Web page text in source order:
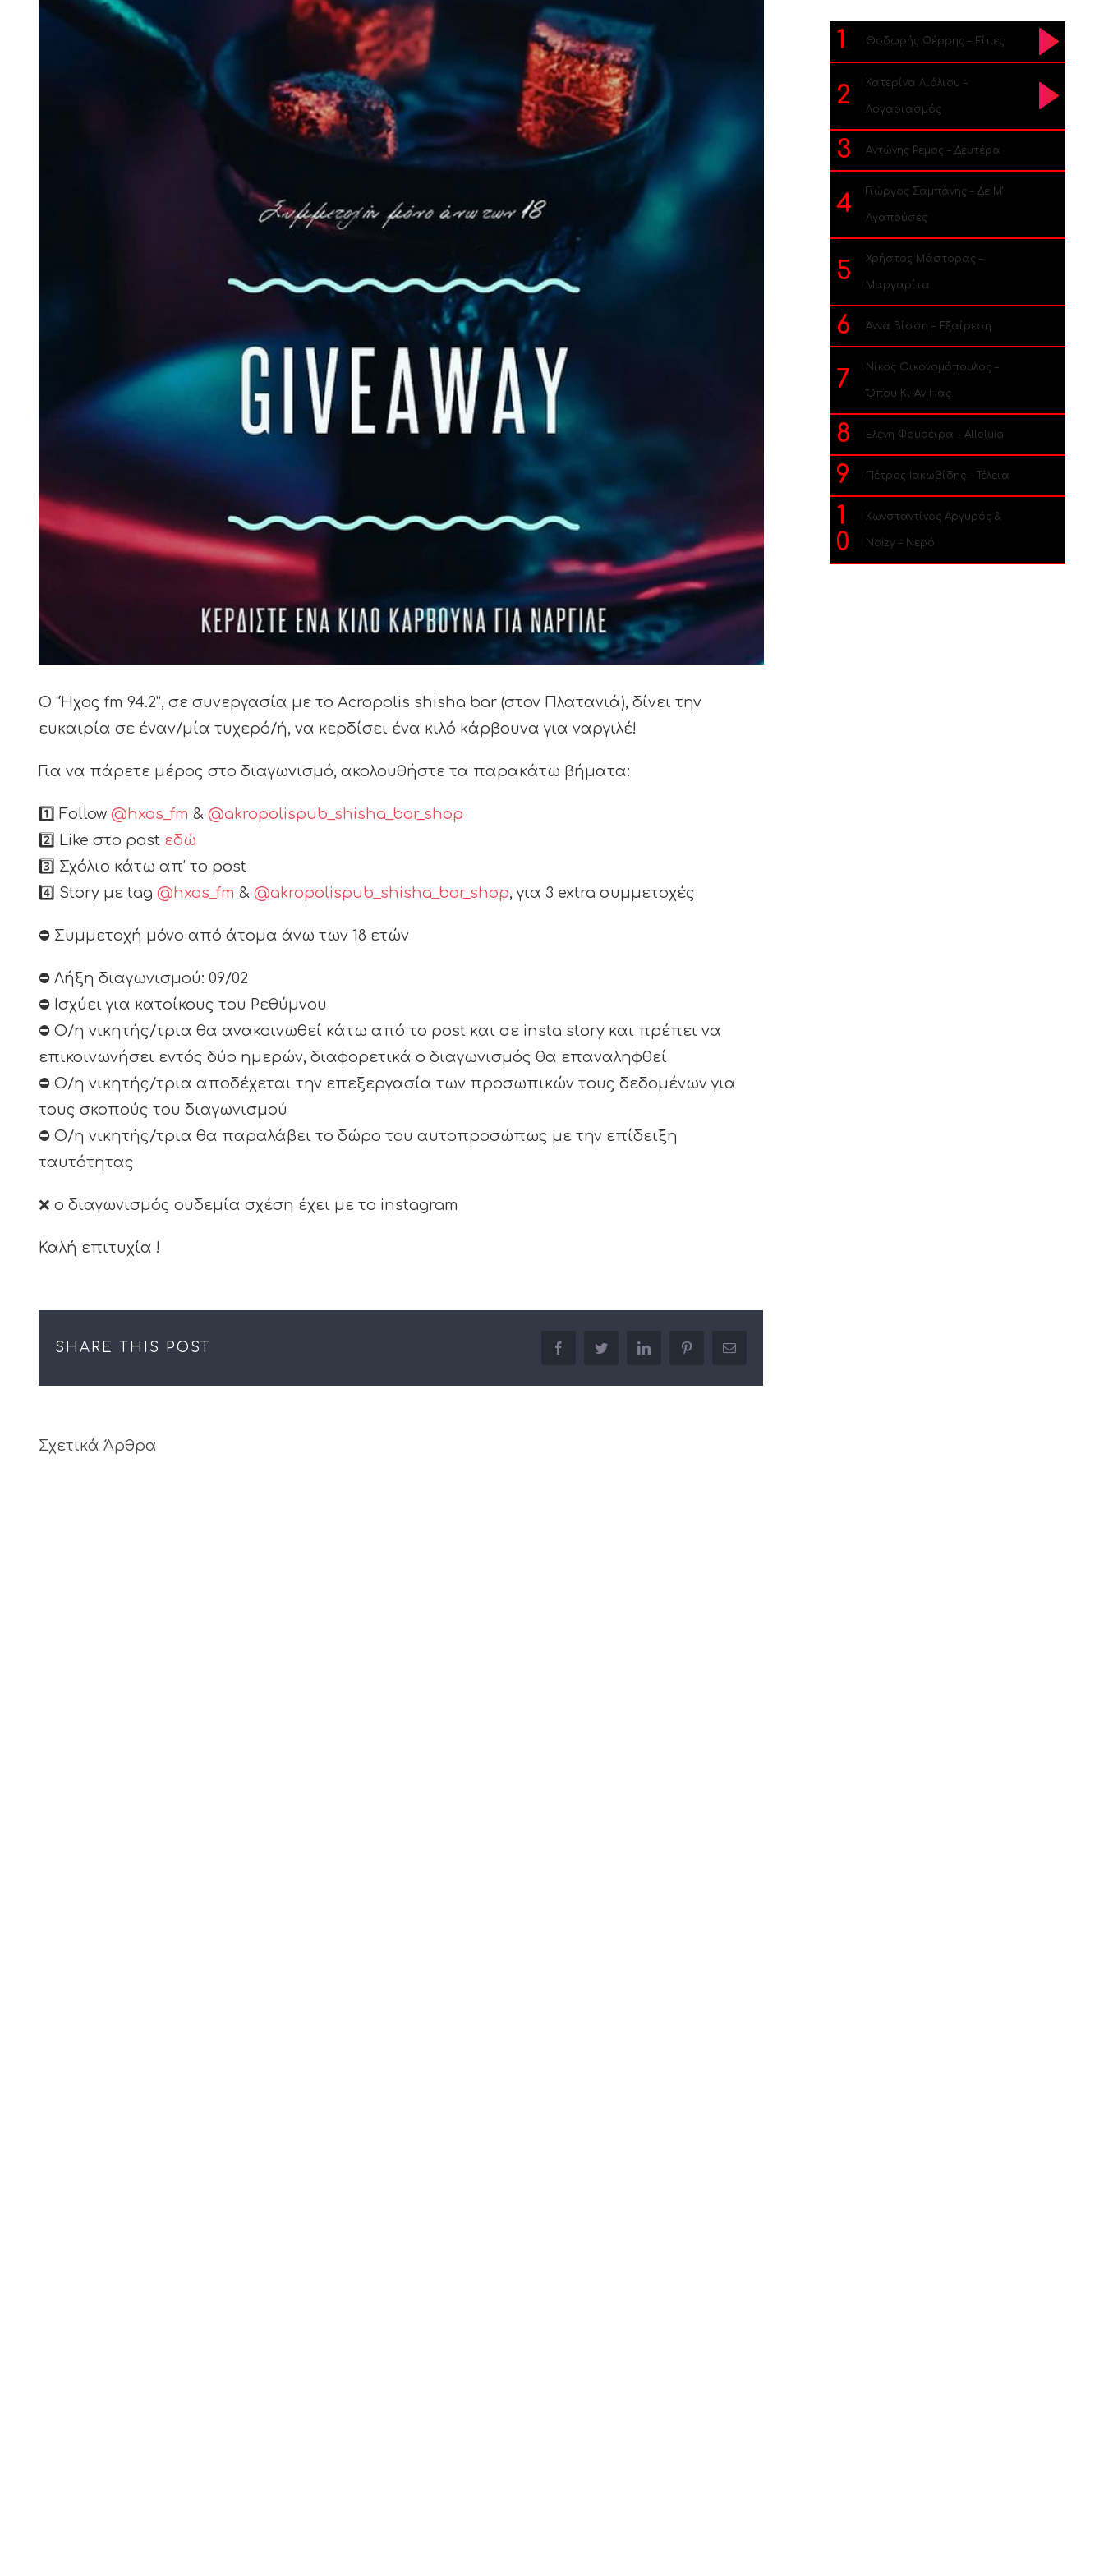
Larger
Ο “Ήχος fm 94.2”, σε συνεργασία με το Acropolis shisha bar (στον Πλατανιά), δίνει την
ευκαιρία σε έναν/μία τυχερό/ή, να κερδίσει ένα κιλό κάρβουνα για ναργιλέ!
Για να πάρετε μέρος στο διαγωνισμό, ακολουθήστε τα παρακάτω βήματα:
1️⃣ Follow @hxos_fm & @akropolispub_shisha_bar_shop
2️⃣ Like στο post εδώ
3️⃣ Σχόλιο κάτω απ’ το post
4️⃣ Story με tag @hxos_fm & @akropolispub_shisha_bar_shop, για 3 extra συμμετοχές
⛔ Συμμετοχή μόνο από άτομα άνω των 18 ετών
⛔ Λήξη διαγωνισμού: 09/02
⛔ Ισχύει για κατοίκους του Ρεθύμνου
⛔ Ο/η νικητής/τρια θα ανακοινωθεί κάτω από το post και σε insta story και πρέπει να
επικοινωνήσει εντός δύο ημερών, διαφορετικά ο διαγωνισμός θα επαναληφθεί
⛔ Ο/η νικητής/τρια αποδέχεται την επεξεργασία των προσωπικών τους δεδομένων για
τους σκοπούς του διαγωνισμού
⛔ Ο/η νικητής/τρια θα παραλάβει το δώρο του αυτοπροσώπως με την επίδειξη
ταυτότητας
❌ ο διαγωνισμός ουδεμία σχέση έχει με το instagram
Καλή επιτυχία !
SHARE THIS POST facebooktwitter linkedin pinterestEmail
Σχετικά Άρθρα
1 Θοδωρής Φέρρης – Είπες
2 Κατερίνα Λιόλιου –
Λογαριασμός
3 Αντώνης Ρέμος – Δευτέρα
4 Γιώργος Σαμπάνης – Δε Μ’
Αγαπούσες
5 Χρήστος Μάστορας –
Μαργαρίτα
6 Άννα Βίσση – Εξαίρεση
7 Νίκος Οικονομόπουλος –
Όπου Κι Αν Πας
8 Ελένη Φουρέιρα – Alleluia
9 Πέτρος Ιακωβίδης – Τέλεια
1
0
Κωνσταντίνος Αργυρός &
Noizy – Νερό